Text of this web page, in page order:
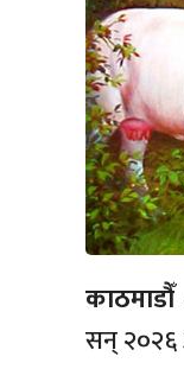
काठमाडौँ
सन् २०२६